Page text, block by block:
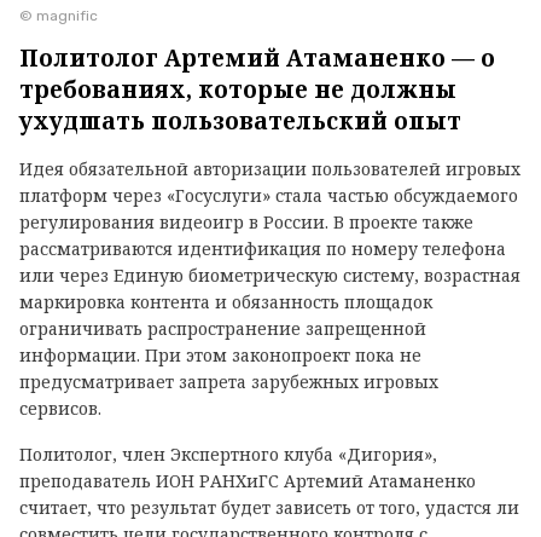
© magnific
Политолог Артемий Атаманенко — о
требованиях, которые не должны
ухудшать пользовательский опыт
Идея обязательной авторизации пользователей игровых
платформ через «Госуслуги» стала частью обсуждаемого
регулирования видеоигр в России. В проекте также
рассматриваются идентификация по номеру телефона
или через Единую биометрическую систему, возрастная
маркировка контента и обязанность площадок
ограничивать распространение запрещенной
информации. При этом законопроект пока не
предусматривает запрета зарубежных игровых
сервисов.
Политолог, член Экспертного клуба «Дигория»,
преподаватель ИОН РАНХиГС Артемий Атаманенко
считает, что результат будет зависеть от того, удастся ли